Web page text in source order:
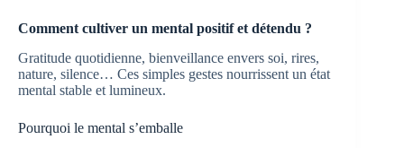
Comment cultiver un mental positif et détendu ?
Gratitude quotidienne, bienveillance envers soi, rires,
nature, silence… Ces simples gestes nourrissent un état
mental stable et lumineux.
Pourquoi le mental s’emballe